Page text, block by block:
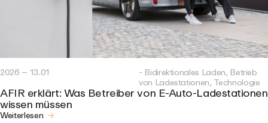
2026 – 13.01 - Bidirektionales Laden, Betrieb
von Ladestationen, Technologie
AFIR erklärt: Was Betreiber von E-Auto-Ladestationen
wissen müssen
Weiterlesen